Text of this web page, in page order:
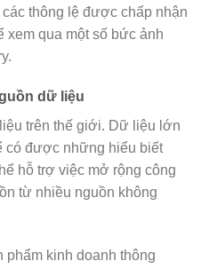
thông lệ được chấp nhận
xem qua một số bức ảnh
dữ liệu
trên thế giới. Dữ liệu lớn
có được những hiểu biết
hỗ trợ việc mở rộng công
từ nhiều nguồn không
phẩm kinh doanh thông